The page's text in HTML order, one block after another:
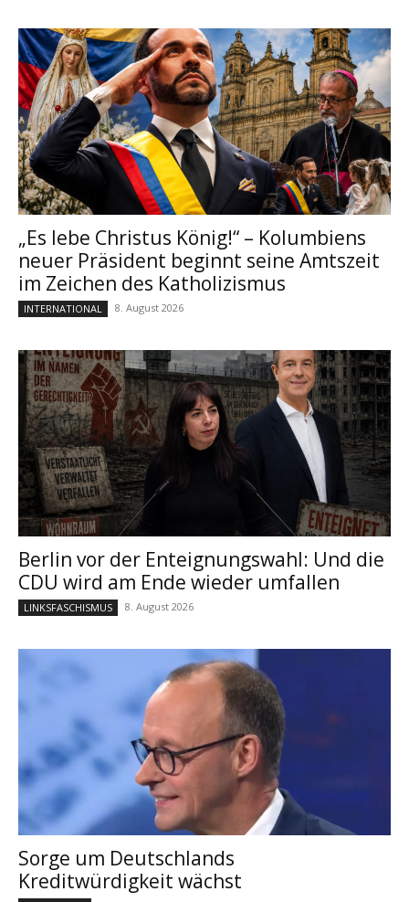
„Es lebe Christus König!“ – Kolumbiens
neuer Präsident beginnt seine Amtszeit
im Zeichen des Katholizismus
INTERNATIONAL 8. August 2026
Berlin vor der Enteignungswahl: Und die
CDU wird am Ende wieder umfallen
LINKSFASCHISMUS 8. August 2026
Sorge um Deutschlands
Kreditwürdigkeit wächst